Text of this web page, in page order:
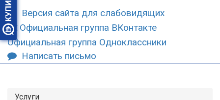
Версия сайта для слабовидящих
Официальная группа ВКонтакте
Официальная группа Одноклассники
Написать письмо
Услуги